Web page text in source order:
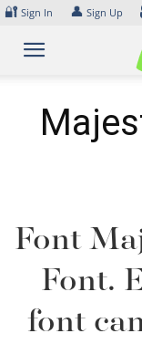
Skip
content
🔐 Sign In 👤 Sign Up
Font
Font.
font